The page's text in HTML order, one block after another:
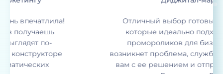
Отличный выбор готовых дизайнов и сцен,
которые идеально подходят для создания
промороликов для бизнеса. А если у вас
возникнет проблема, служба поддержки поможет
вам с ее решением и отправит новое видео за